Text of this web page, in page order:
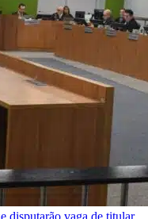
disputarão vaga de titular